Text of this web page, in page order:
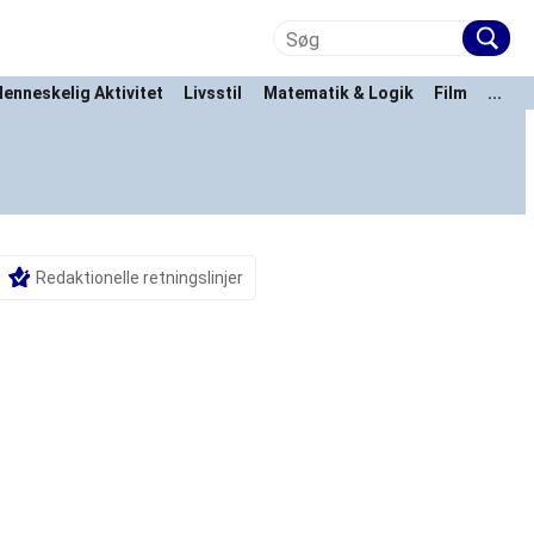
Aktivitet Livsstil Matematik & Logik Film
...
Redaktionelle retningslinjer